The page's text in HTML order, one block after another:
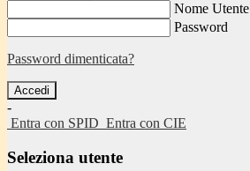
Nome Utente
Password
Password dimenticata?
-
Entra con SPID Entra con CIE
Seleziona utente